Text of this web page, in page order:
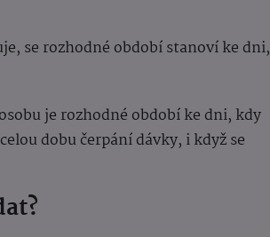
se rozhodné období stanoví ke dni,
je rozhodné období ke dni, kdy
dobu čerpání dávky, i když se